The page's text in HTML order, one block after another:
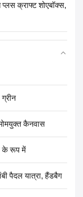
प्लस क्राफ्ट शोएबॉक्स,
कैनवास
के रूप में
पैदल यात्रा, हैंडबैग